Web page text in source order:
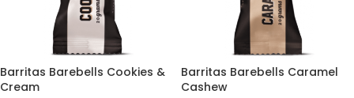
Barritas Barebells Cookies &
Cream
Barritas Barebells Caramel
Cashew